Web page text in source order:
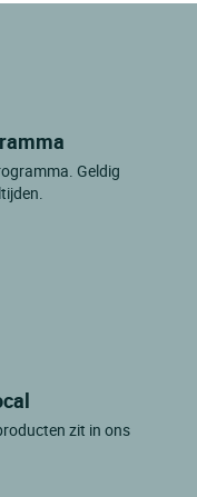
Geldig
zit in ons